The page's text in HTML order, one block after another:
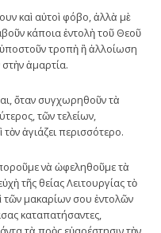
καὶ αὐτοὶ φόβο, ἀλλὰ μὲ
κάποια ἐντολὴ τοῦ Θεοῦ
τροπὴ ἢ ἀλλοίωση
ἁμαρτία.
ὅταν συγχωρηθοῦν τὰ
τῶν τελείων,
ἁγιάζει περισσότερο.
νὰ ὠφεληθοῦμε τὰ
τῆς θείας Λειτουργίας τὸ
τῶν μακαρίων σου ἐντολῶν
καταπατήσαντες,